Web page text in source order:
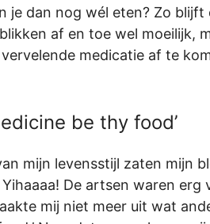
dan nog wél eten? Zo
af en toe wel moeilijk,
medicatie af te
be thy food’
mijn levensstijl zaten mijn
De artsen waren
mij niet meer uit wat